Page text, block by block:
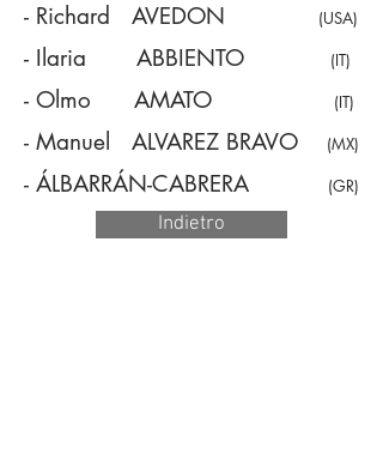
- Richard AVEDON (USA)
- Ilaria ABBIENTO (IT)
- Olmo AMATO (IT)
- Manuel ALVAREZ BRAVO (MX)
- ÁLBARRÁN-CABRERA (GR)
Indietro